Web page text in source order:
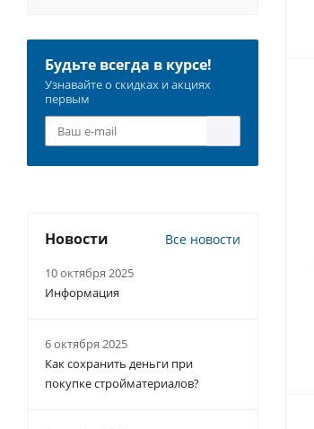
Будьте всегда в курсе!
Узнавайте о скидках и акциях
первым
Новости Все новости
10 октября 2025
Информация
6 октября 2025
Как сохранить деньги при
покупке стройматериалов?